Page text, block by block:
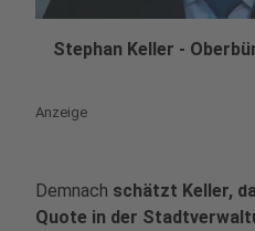
Stephan Keller -
Anzeige
Demnach schätzt Keller,
Quote in der